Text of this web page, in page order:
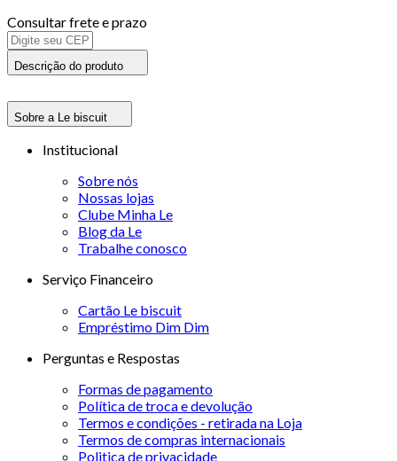
Consultar frete e prazo
Descrição do produto
Sobre a Le biscuit
Institucional
Sobre nós
Nossas lojas
Clube Minha Le
Blog da Le
Trabalhe conosco
Serviço Financeiro
Cartão Le biscuit
Empréstimo Dim Dim
Perguntas e Respostas
Formas de pagamento
Política de troca e devolução
Termos e condições - retirada na Loja
Termos de compras internacionais
Politica de privacidade